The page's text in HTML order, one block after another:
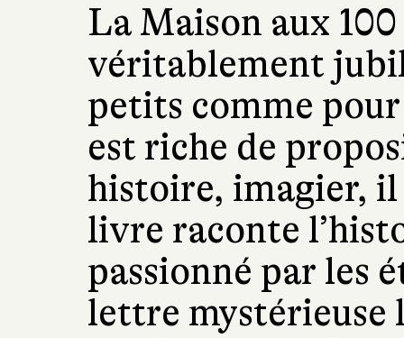
La Maison aux
véritablement
petits comme
est riche de
histoire, imagier,
livre raconte
passionné par les
lettre mystérieuse